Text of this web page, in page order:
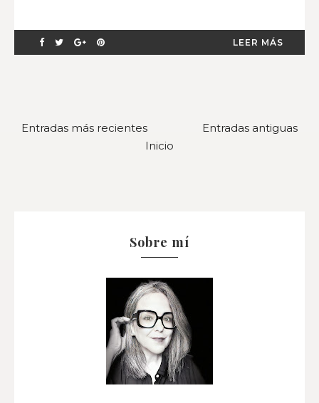
LEER MÁS
Entradas más recientes
Entradas antiguas
Inicio
Sobre mí